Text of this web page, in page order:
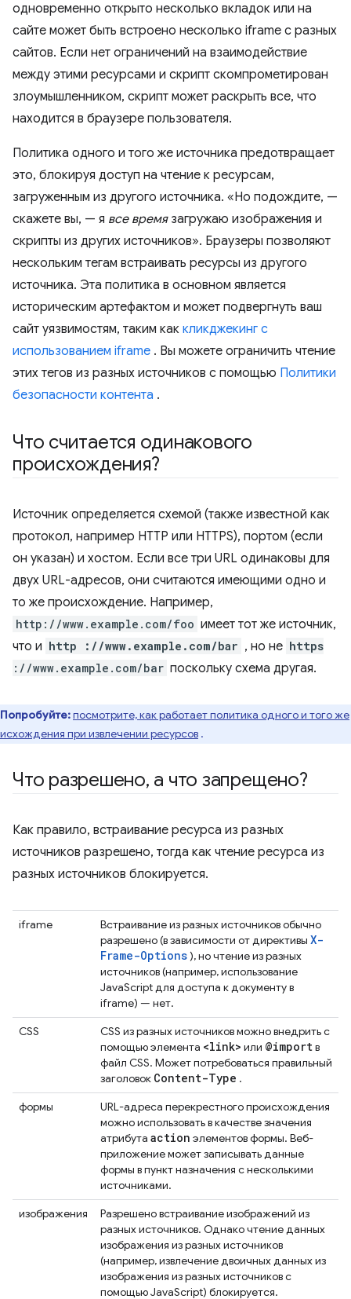
одновременно открыто несколько вкладок или на
сайте может быть встроено несколько iframe с разных
сайтов. Если нет ограничений на взаимодействие
между этими ресурсами и скрипт скомпрометирован
злоумышленником, скрипт может раскрыть все, что
находится в браузере пользователя.
Политика одного и того же источника предотвращает
это, блокируя доступ на чтение к ресурсам,
загруженным из другого источника. «Но подождите, —
скажете вы, — я все времязагружаю изображения и
скрипты из других источников». Браузеры позволяют
нескольким тегам встраивать ресурсы из другого
источника. Эта политика в основном является
историческим артефактом и может подвергнуть ваш
сайт уязвимостям, таким как кликджекинг с
использованием iframe . Вы можете ограничить чтение
этих тегов из разных источников с помощью Политики
безопасности контента .
Что считается одинакового
происхождения?
Источник определяется схемой (также известной как
протокол, например HTTP или HTTPS), портом (если
он указан) и хостом. Если все три URL одинаковы для
двух URL-адресов, они считаются имеющими одно и
то же происхождение. Например,
http://www.example.com/foo имеет тот же источник,
что и http ://www.example.com/bar , но не https
://www.example.com/bar поскольку схема другая.
Попробуйте:посмотрите, как работает политика одного и того же
при извлечении ресурсов .
Что разрешено, а что запрещено?
Как правило, встраивание ресурса из разных
источников разрешено, тогда как чтение ресурса из
разных источников блокируется.
iframe
Встраивание из разных источников обычно
разрешено (в зависимости от директивы X-
Frame-Options), но чтение из разных
источников (например, использование
JavaScript для доступа к документу в
iframe) — нет.
CSS
CSS из разных источников можно внедрить с
помощью элемента <link> или @importв
файл CSS. Может потребоваться правильный
заголовок Content-Type .
формы
URL-адреса перекрестного происхождения
можно использовать в качестве значения
атрибута action элементов формы. Веб-
приложение может записывать данные
формы в пункт назначения с несколькими
источниками.
изображения
Разрешено встраивание изображений из
разных источников. Однако чтение данных
изображения из разных источников
(например, извлечение двоичных данных из
изображения из разных источников с
помощью JavaScript) блокируется.